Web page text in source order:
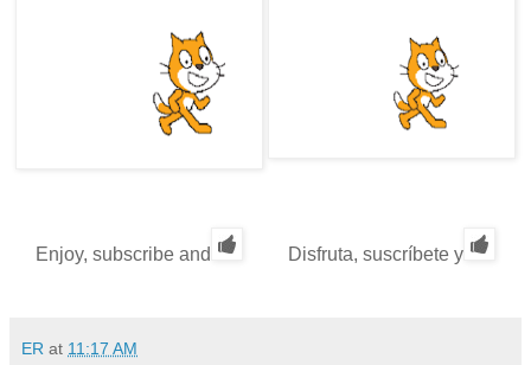
Enjoy, subscribe and Disfruta, suscríbete y
ER at 11:17 AM